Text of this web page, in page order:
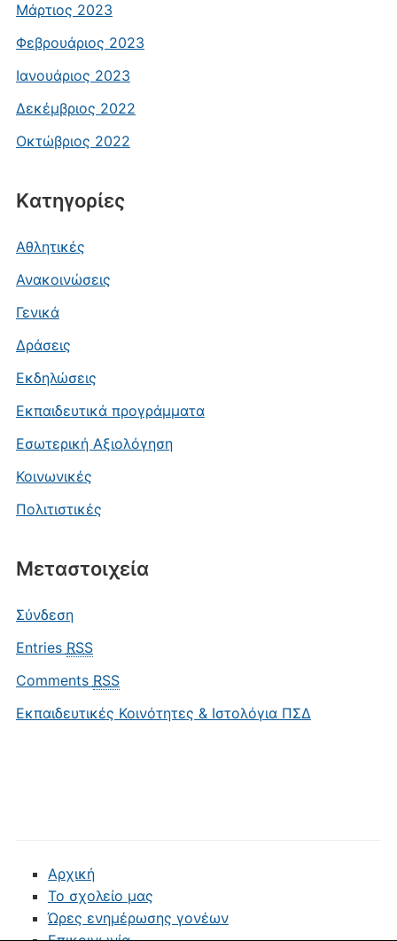
Μάρτιος 2023
Φεβρουάριος 2023
Ιανουάριος 2023
Δεκέμβριος 2022
Οκτώβριος 2022
Kατηγορίες
Αθλητικές
Ανακοινώσεις
Γενικά
Δράσεις
Εκδηλώσεις
Εκπαιδευτικά προγράμματα
Εσωτερική Αξιολόγηση
Κοινωνικές
Πολιτιστικές
Μεταστοιχεία
Σύνδεση
Entries RSS
Comments RSS
Εκπαιδευτικές Κοινότητες & Ιστολόγια ΠΣΔ
Αρχική
Το σχολείο μας
Ώρες ενημέρωσης γονέων